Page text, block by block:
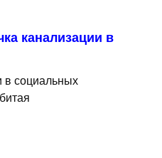
канализации в
в социальных